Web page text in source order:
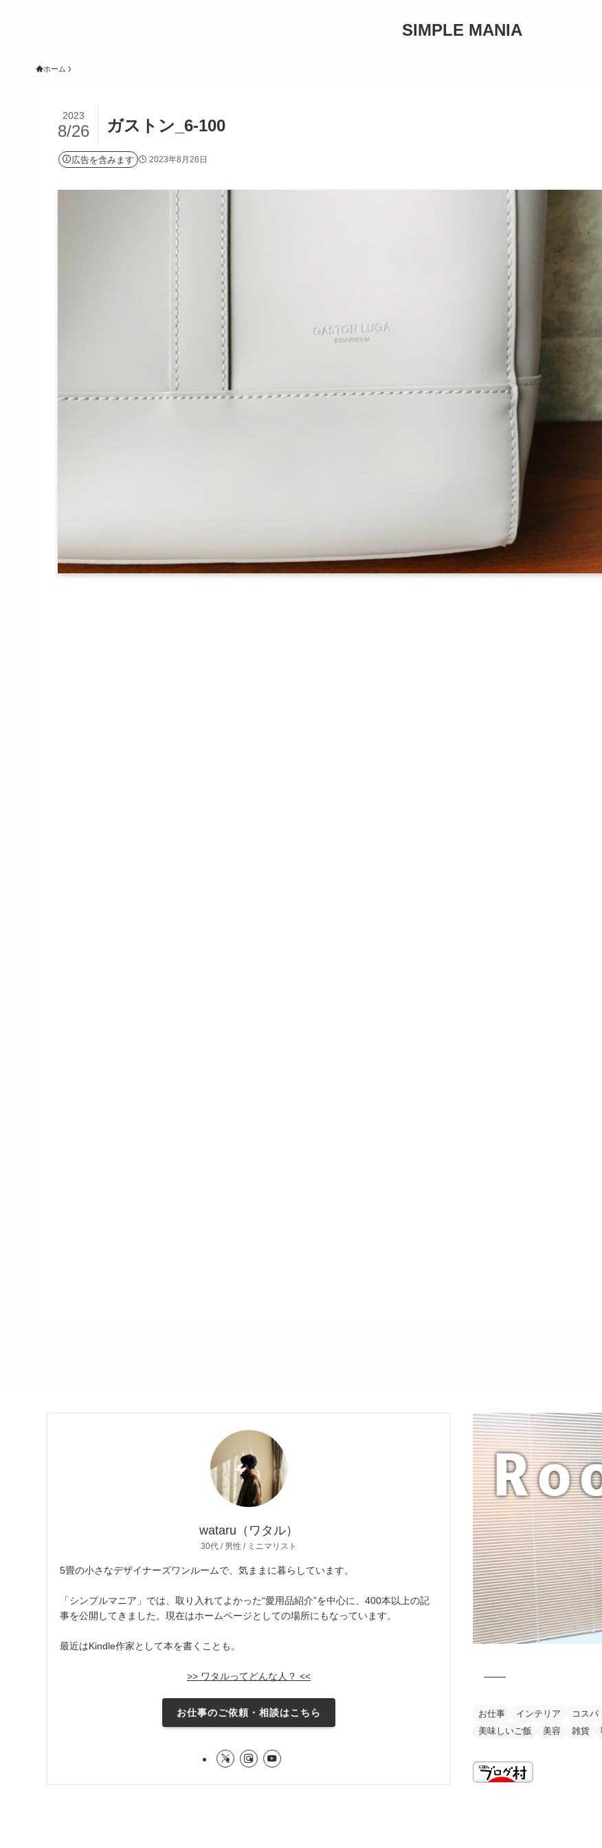
SIMPLE MANIA
ホーム
ガストン_6-100
2023
8/26
広告を含みます 2023年8月26日
wataru（ワタル）
30代 / 男性 / ミニマリスト
5畳の小さなデザイナーズワンルームで、気ままに暮らしています。
「シンプルマニア」では、取り入れてよかった“愛用品紹介”を中心に、400本以上の記
事を公開してきました。現在はホームページとしての場所にもなっています。
最近はKindle作家として本を書くことも。
>> ワタルってどんな人？ <<
お仕事のご依頼・相談はこちら お仕事 インテリア コスパ
美味しいご飯
美容 雑貨